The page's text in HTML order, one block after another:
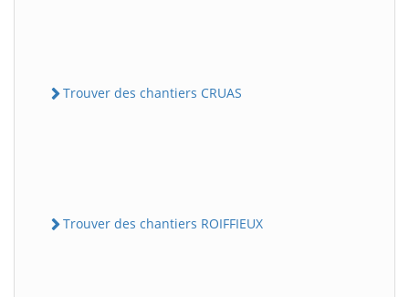
Trouver des chantiers CRUAS
Trouver des chantiers ROIFFIEUX